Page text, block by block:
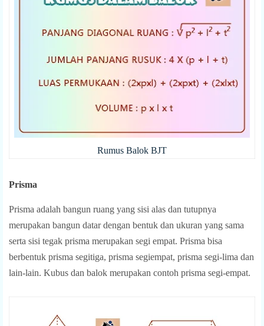
Rumus Balok BJT
Prisma
Prisma adalah bangun ruang yang sisi alas dan tutupnya
merupakan bangun datar dengan bentuk dan ukuran yang sama
serta sisi tegak prisma merupakan segi empat. Prisma bisa
berbentuk prisma segitiga, prisma segiempat, prisma segi-lima dan
lain-lain. Kubus dan balok merupakan contoh prisma segi-empat.